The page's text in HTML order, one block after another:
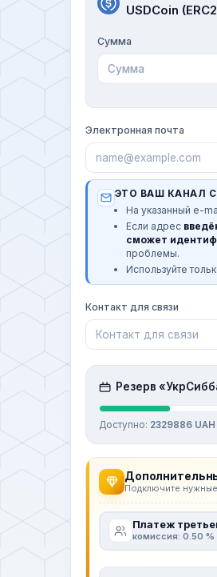
USDCoin
Сумма
Электронная почта
ЭТО ВАШ КАНАЛ
На указанный e-
Если адрес
сможет
проблемы.
Используйте
Контакт для связи
Резерв
Доступно: 2329886 UAH
Подключите
Платеж
комиссия: 0.50 %